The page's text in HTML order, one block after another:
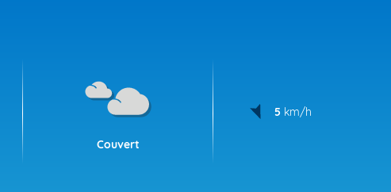
Couvert
5 km/h